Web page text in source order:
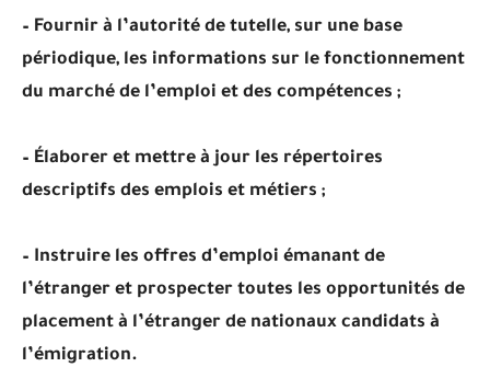
– Fournir à l’autorité de tutelle, sur une base
périodique, les informations sur le fonctionnement
du marché de l’emploi et des compétences ;
– Élaborer et mettre à jour les répertoires
descriptifs des emplois et métiers ;
– Instruire les offres d’emploi émanant de
l’étranger et prospecter toutes les opportunités de
placement à l’étranger de nationaux candidats à
l’émigration.